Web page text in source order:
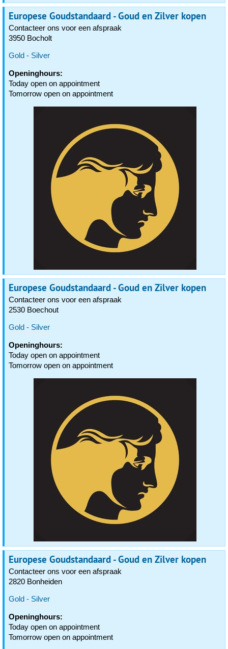
Europese Goudstandaard - Goud en Zilver kopen
Contacteer ons voor een afspraak
3950 Bocholt
Gold - Silver
Openinghours:
Today open on appointment
Tomorrow open on appointment
Europese Goudstandaard - Goud en Zilver kopen
Contacteer ons voor een afspraak
2530 Boechout
Gold - Silver
Openinghours:
Today open on appointment
Tomorrow open on appointment
Europese Goudstandaard - Goud en Zilver kopen
Contacteer ons voor een afspraak
2820 Bonheiden
Gold - Silver
Openinghours:
Today open on appointment
Tomorrow open on appointment